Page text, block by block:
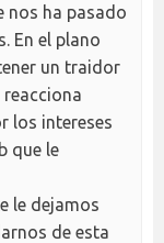
nos ha pasado
En el plano
un traidor
los intereses
que le
le dejamos
de esta